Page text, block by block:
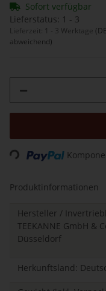
Sofort verfügbar
Lieferstatus: 1 - 3
Lieferzeit: 1 - 3 Werktage
abweichend)
Loading...
Produktinformationen
Hersteller /
TEEKANNE GmbH &
Düsseldorf
Herkunftsland: